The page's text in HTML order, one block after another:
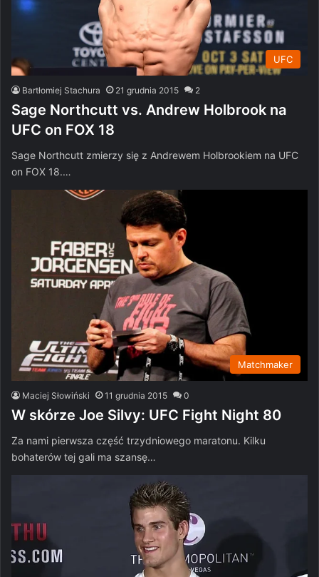
UFC
Bartłomiej Stachura 21 grudnia 2015 2
Sage Northcutt vs. Andrew Holbrook na
UFC on FOX 18
Sage Northcutt zmierzy się z Andrewem Holbrookiem na UFC
on FOX 18.…
Matchmaker
Maciej Słowiński 11 grudnia 2015 0
W skórze Joe Silvy: UFC Fight Night 80
Za nami pierwsza część trzydniowego maratonu. Kilku
bohaterów tej gali ma szansę…